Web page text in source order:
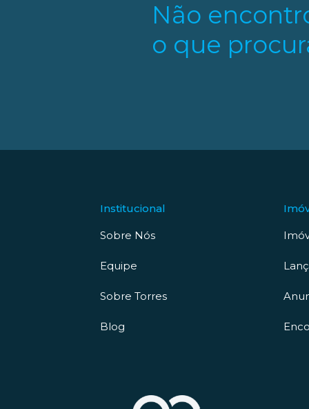
Não
o que
Institucional
Sobre Nós
Equipe
Sobre Torres
Blog